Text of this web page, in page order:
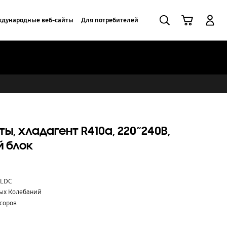
веб-сайты Для потребителей
хладагент R410a, 220~240В,
блок
Колебаний